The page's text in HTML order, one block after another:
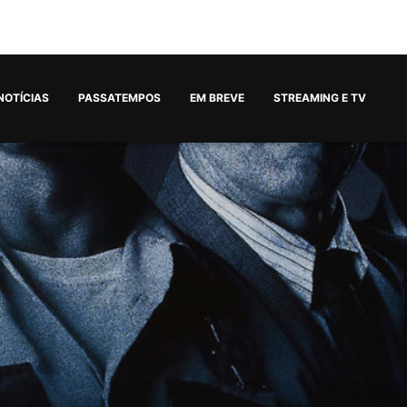
PASSATEMPOS EM BREVE STREAMING E TV